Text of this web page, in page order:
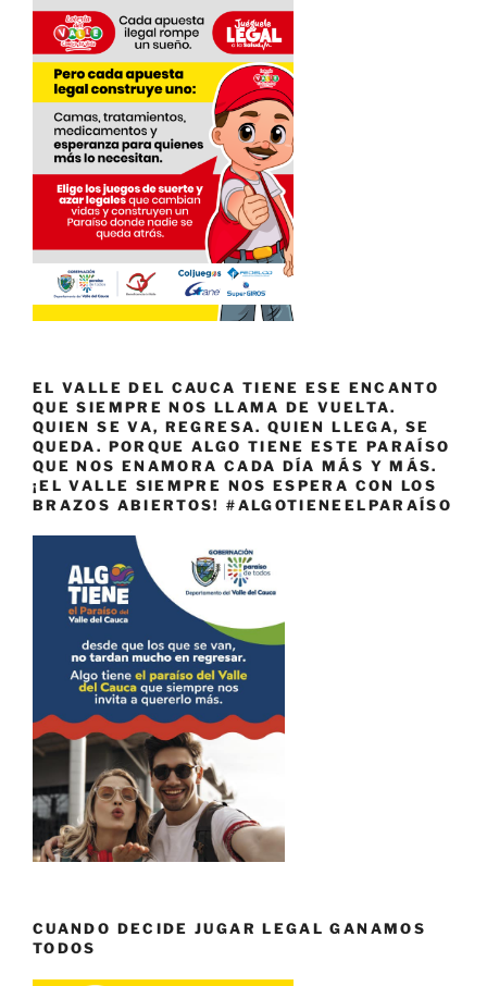
EL VALLE DEL CAUCA TIENE ESE ENCANTO
QUE SIEMPRE NOS LLAMA DE VUELTA.
QUIEN SE VA, REGRESA. QUIEN LLEGA, SE
QUEDA. PORQUE ALGO TIENE ESTE PARAÍSO
QUE NOS ENAMORA CADA DÍA MÁS Y MÁS.
¡EL VALLE SIEMPRE NOS ESPERA CON LOS
BRAZOS ABIERTOS! #ALGOTIENEELPARAÍSO
CUANDO DECIDE JUGAR LEGAL GANAMOS
TODOS